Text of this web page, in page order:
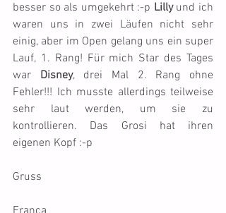
besser so als umgekehrt :-p Lilly und ich
waren uns in zwei Läufen nicht sehr
einig, aber im Open gelang uns ein super
Lauf, 1. Rang! Für mich Star des Tages
war Disney, drei Mal 2. Rang ohne
Fehler!!! Ich musste allerdings teilweise
sehr laut werden, um sie zu
kontrollieren. Das Grosi hat ihren
eigenen Kopf :-p
Gruss